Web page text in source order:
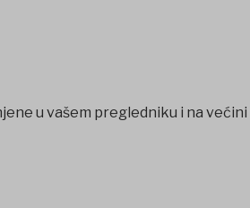
u vašem pregledniku i na